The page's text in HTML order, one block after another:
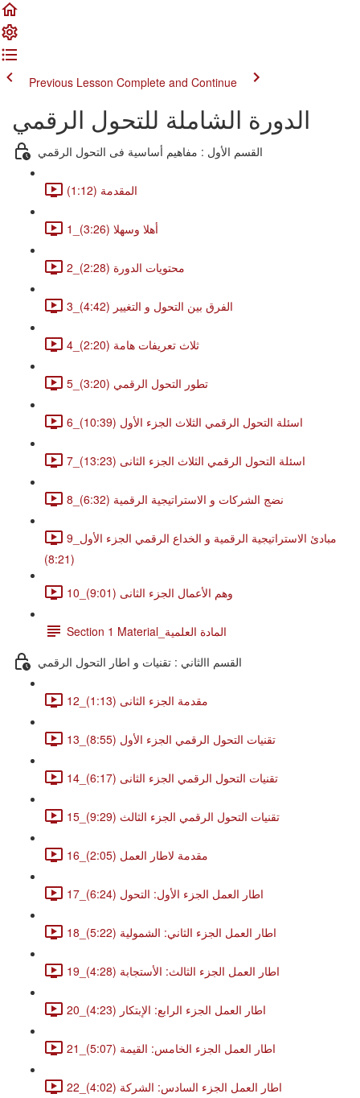
Previous Lesson Complete and Continue
الدورة الشاملة للتحول الرقمي
القسم الأول : مفاهيم أساسية فى التحول الرقمي
المقدمة (1:12)
1_أهلا وسهلا (3:26)
2_محتويات الدورة (2:28)
3_الفرق بين التحول و التغيير (4:42)
4_ثلاث تعريفات هامة (2:20)
5_تطور التحول الرقمي (3:20)
6_اسئلة التحول الرقمي الثلاث الجزء الأول (10:39)
7_اسئلة التحول الرقمي الثلاث الجزء الثانى (13:23)
8_نضج الشركات و الاستراتيجية الرقمية (6:32)
9_مبادئ الاستراتيجية الرقمية و الخداع الرقمي الجزء الأول
(8:21)
10_وهم الأعمال الجزء الثانى (9:01)
Section 1 Material_المادة العلمية
القسم االثاني : تقنيات و اطار التحول الرقمي
12_مقدمة الجزء الثانى (1:13)
13_تقنيات التحول الرقمي الجزء الأول (8:55)
14_تقنيات التحول الرقمي الجزء الثانى (6:17)
15_تقنيات التحول الرقمي الجزء الثالث (9:29)
16_مقدمة لاطار العمل (2:05)
17_اطار العمل الجزء الأول: التحول (6:24)
18_اطار العمل الجزء الثاني: الشمولية (5:22)
19_اطار العمل الجزء الثالث: الأستجابة (4:28)
20_اطار العمل الجزء الرابع: الإبتكار (4:23)
21_اطار العمل الجزء الخامس: القيمة (5:07)
22_اطار العمل الجزء السادس: الشركة (4:02)